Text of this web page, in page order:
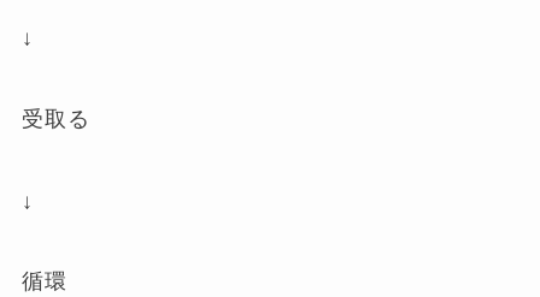
↓
受取る
↓
循環